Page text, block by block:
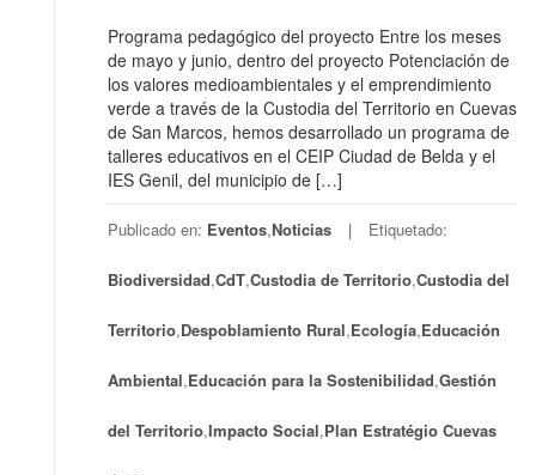
Programa pedagógico del proyecto Entre los meses
de mayo y junio, dentro del proyecto Potenciación de
los valores medioambientales y el emprendimiento
verde a través de la Custodia del Territorio en Cuevas
de San Marcos, hemos desarrollado un programa de
talleres educativos en el CEIP Ciudad de Belda y el
IES Genil, del municipio de […]
Publicado en: Eventos,Noticias Etiquetado:
Biodiversidad,CdT,Custodia de Territorio,Custodia del
Territorio,Despoblamiento Rural,Ecología,Educación
Ambiental,Educación para la Sostenibilidad,Gestión
del Territorio,Impacto Social,Plan Estratégio Cuevas